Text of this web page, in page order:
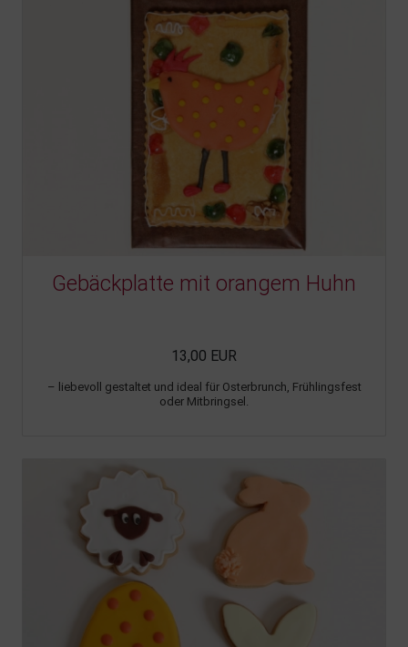
Gebäckplatte mit orangem Huhn
13,00 EUR
– liebevoll gestaltet und ideal für Osterbrunch, Frühlingsfest
oder Mitbringsel.